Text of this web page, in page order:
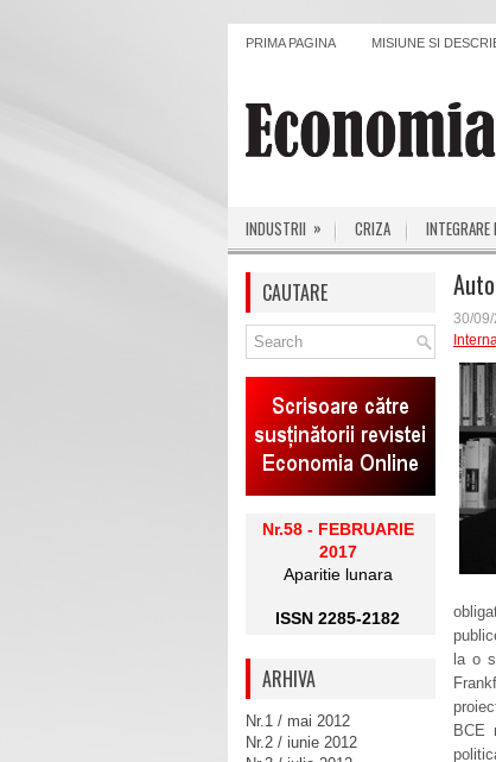
PRIMA PAGINA MISIUNE SI
INDUSTRII » CRIZA INTEGRARE
30/
la o
BCE
CAUTARE
Nr.58 - FEBRUARIE
2017
Aparitie lunara
ISSN 2285-2182
ARHIVA
Nr.1 / mai 2012
Nr.2 / iunie 2012